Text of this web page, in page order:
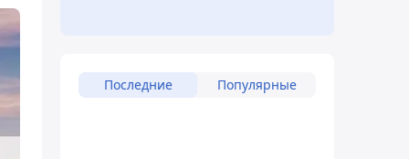
Последние Популярные